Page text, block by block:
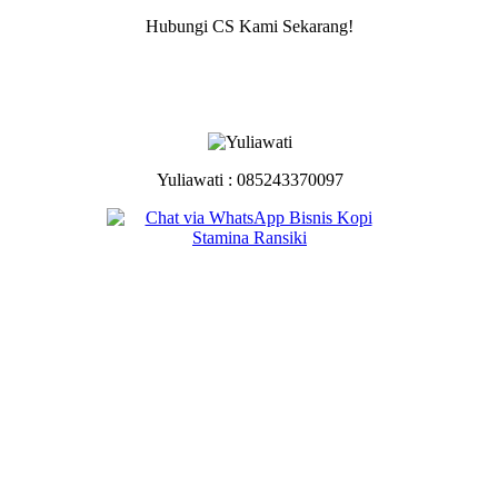
Hubungi CS Kami Sekarang!
Yuliawati : 085243370097